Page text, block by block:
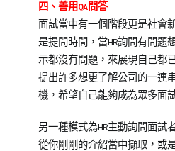
四、善用QA問答
面試當中有一個階段更是社會
是提問時間，當HR詢問有問題
示都沒有問題，來展現自己都
提出許多想更了解公司的一連
機，希望自己能夠成為眾多面
另一種模式為HR主動詢問面試
從你剛剛的介紹當中擷取，或